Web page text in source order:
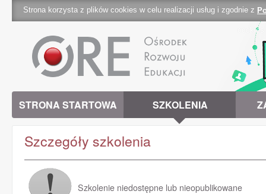
Strona korzysta z plików cookies w celu realizacji usług i zgodnie z
STRONA STARTOWA SZKOLENIA
Szczegóły szkolenia
Szkolenie niedostępne lub nieopublikowane